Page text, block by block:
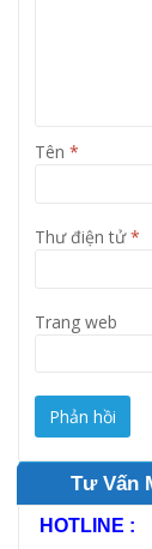
Tên *
Thư điện tử*
Trang web
Tư Vấn
HOTLINE :